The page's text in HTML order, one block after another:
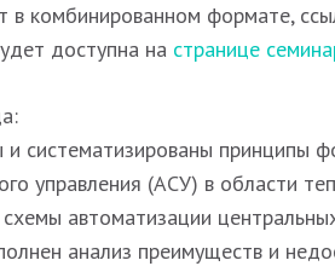
в комбинированном формате,
доступна на странице
и систематизированы принципы
управления (АСУ) в области
схемы автоматизации
анализ преимуществ и